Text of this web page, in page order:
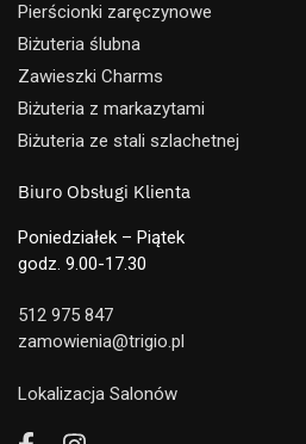
Pierścionki zaręczynowe
Biżuteria ślubna
Zawieszki Charms
Biżuteria z markazytami
Biżuteria ze stali szlachetnej
Biuro Obsługi Klienta
Poniedziałek – Piątek
godz. 9.00-17.30
512 975 847
zamowienia@trigio.pl
Lokalizacja Salonów